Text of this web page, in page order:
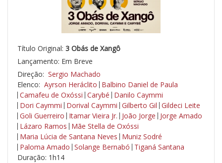
Título Original: 3 Obás de Xangô
Lançamento: Em Breve
Direção: Sergio Machado
Elenco: Ayrson Heráclito Balbino Daniel de Paula
Camafeu de Oxóssi Carybé Danilo Caymmi
Dori Caymmi Dorival Caymmi Gilberto Gil Gildeci Leite
Goli Guerreiro Itamar Vieira Jr. João Jorge Jorge Amado
Lázaro Ramos Mãe Stella de Oxóssi
Maria Lúcia de Santana Neves Muniz Sodré
Paloma Amado Solange Bernabó Tiganá Santana
Duração: 1h14